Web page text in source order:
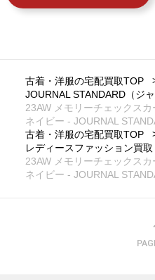
古着・洋服の宅配買取TOP
JOURNAL STANDARD（ジ
23AW メモリーチェックス
ネイビー - JOURNAL
古着・洋服の宅配買取TOP
レディースファッション買取
23AW メモリーチェックス
ネイビー - JOURNAL